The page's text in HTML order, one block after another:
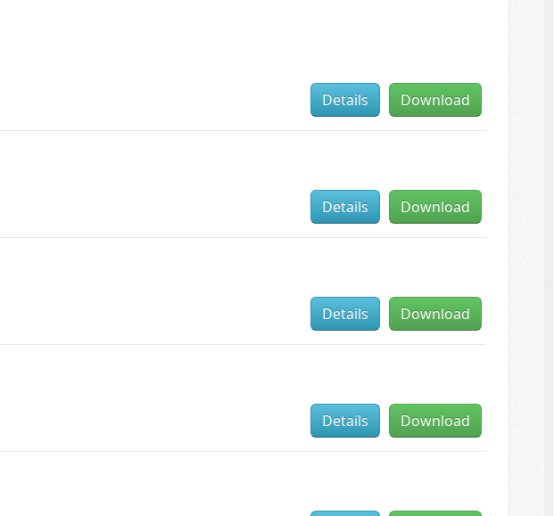
Download
Details
Download
Details
Download
Details
Download
Details